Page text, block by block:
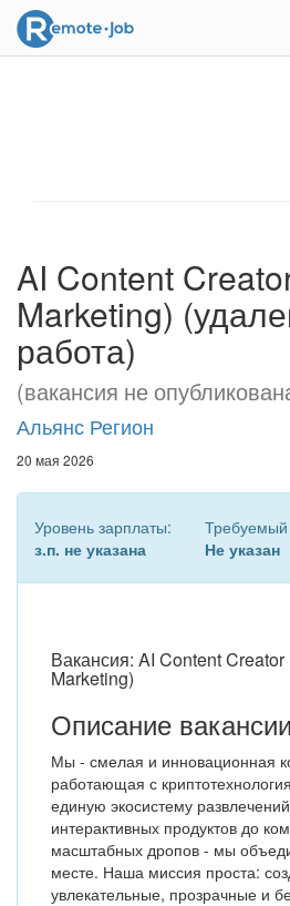
AI Content
Marketing)
работа)
(вакансия не
Альянс Регион
20 мая 2026
Уровень зарплаты:
з.п. не указана
Не указан
Вакансия: AI Content
Marketing)
Описание вакансии
Мы - смелая и инновационная
работающая с
единую экосистему
интерактивных продуктов до
масштабных дропов - мы
месте. Наша миссия проста:
увлекательные, прозрачные и